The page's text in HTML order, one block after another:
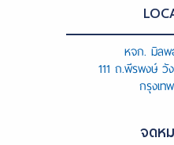
หจก. มิลพ
111 ถ.พีรพงษ์ วั
กรุงเท
จดห